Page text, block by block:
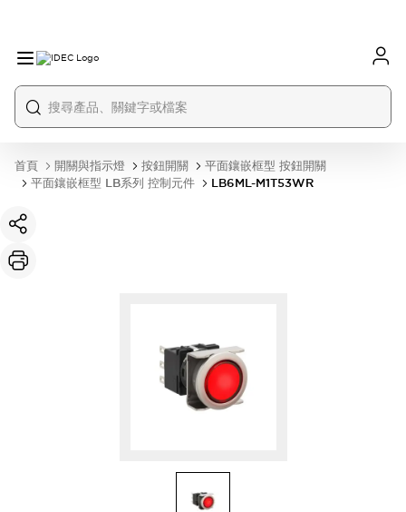
首頁 開關與指示燈 按鈕開關
平面鑲嵌框型 按鈕開關
平面鑲嵌框型 LB系列 控制元件
LB6ML-M1T53WR